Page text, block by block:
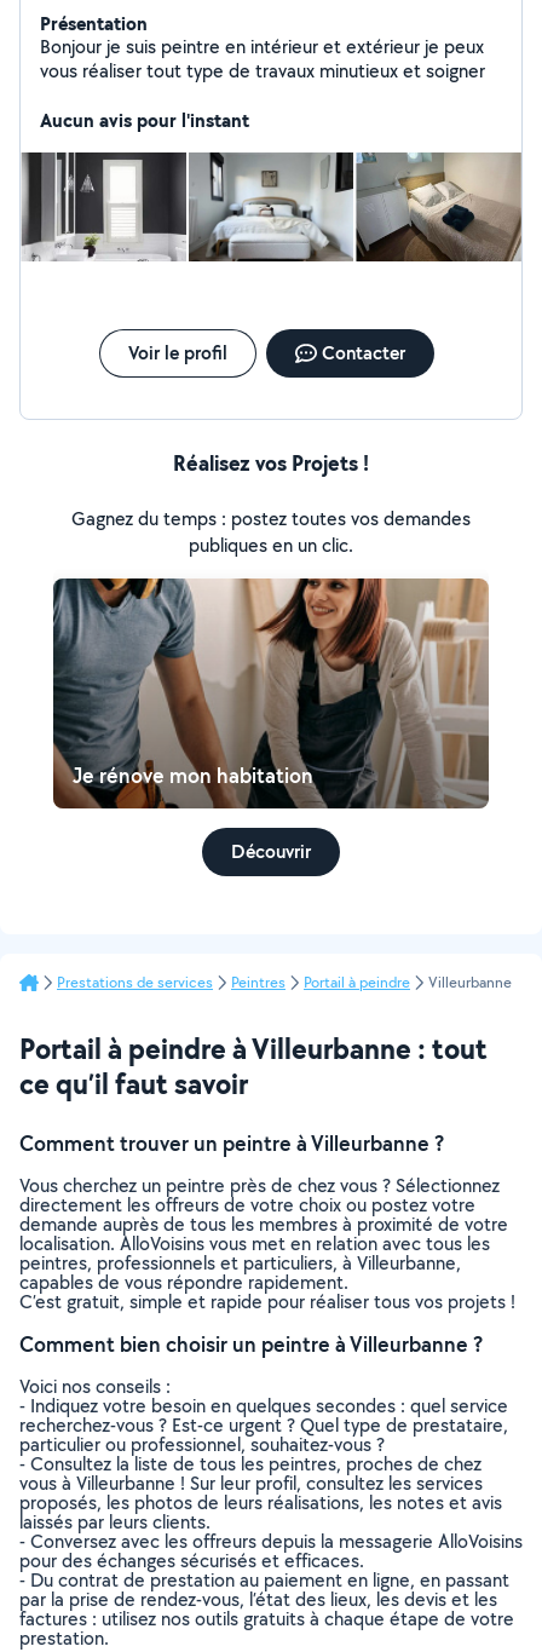
Présentation
Bonjour je suis peintre en intérieur et extérieur je peux
vous réaliser tout type de travaux minutieux et soigner
Aucun avis pour l'instant
Voir le profil Contacter
Réalisez vos Projets !
Gagnez du temps : postez toutes vos demandes
publiques en un clic.
Je rénove mon habitation
Découvrir
Prestations de services Peintres Portail à peindre Villeurbanne
Portail à peindre à Villeurbanne : tout
ce qu’il faut savoir
Comment trouver un peintre à Villeurbanne ?
Vous cherchez un peintre près de chez vous ? Sélectionnez
directement les offreurs de votre choix ou postez votre
demande auprès de tous les membres à proximité de votre
localisation. AlloVoisins vous met en relation avec tous les
peintres, professionnels et particuliers, à Villeurbanne,
capables de vous répondre rapidement.
C’est gratuit, simple et rapide pour réaliser tous vos projets !
Comment bien choisir un peintre à Villeurbanne ?
Voici nos conseils :
- Indiquez votre besoin en quelques secondes : quel service
recherchez-vous ? Est-ce urgent ? Quel type de prestataire,
particulier ou professionnel, souhaitez-vous ?
- Consultez la liste de tous les peintres, proches de chez
vous à Villeurbanne ! Sur leur profil, consultez les services
proposés, les photos de leurs réalisations, les notes et avis
laissés par leurs clients.
- Conversez avec les offreurs depuis la messagerie AlloVoisins
pour des échanges sécurisés et efficaces.
- Du contrat de prestation au paiement en ligne, en passant
par la prise de rendez-vous, l’état des lieux, les devis et les
factures : utilisez nos outils gratuits à chaque étape de votre
prestation.